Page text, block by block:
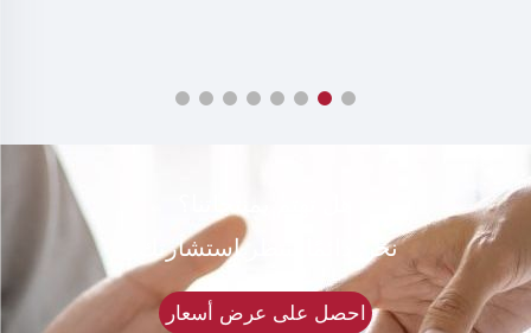
نحن دائمًا ننتظر استشارتك.
احصل على عرض أسعار